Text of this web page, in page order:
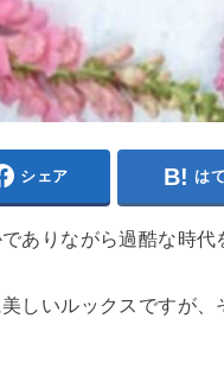
シェア は
ありながら過酷な時代
しいルックスですが